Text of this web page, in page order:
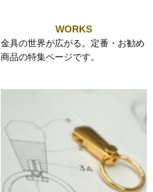
WORKS
金具の世界が広がる。定番・お勧め
商品の特集ページです。